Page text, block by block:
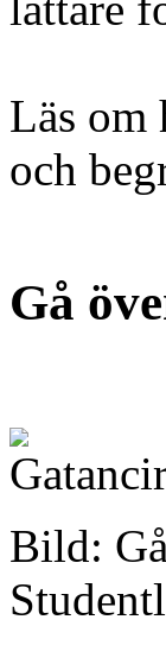
Läs om
och
Gå
Bild: